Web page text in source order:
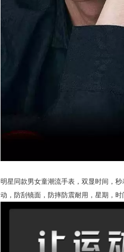
明星同款男女童潮流手表，双显时间，
动，防刮镜面，防摔防震耐用，星期，